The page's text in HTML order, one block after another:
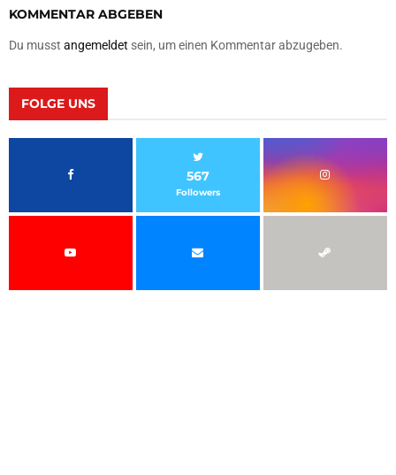
KOMMENTAR ABGEBEN
Du musst angemeldet sein, um einen Kommentar abzugeben.
FOLGE UNS
567
Followers